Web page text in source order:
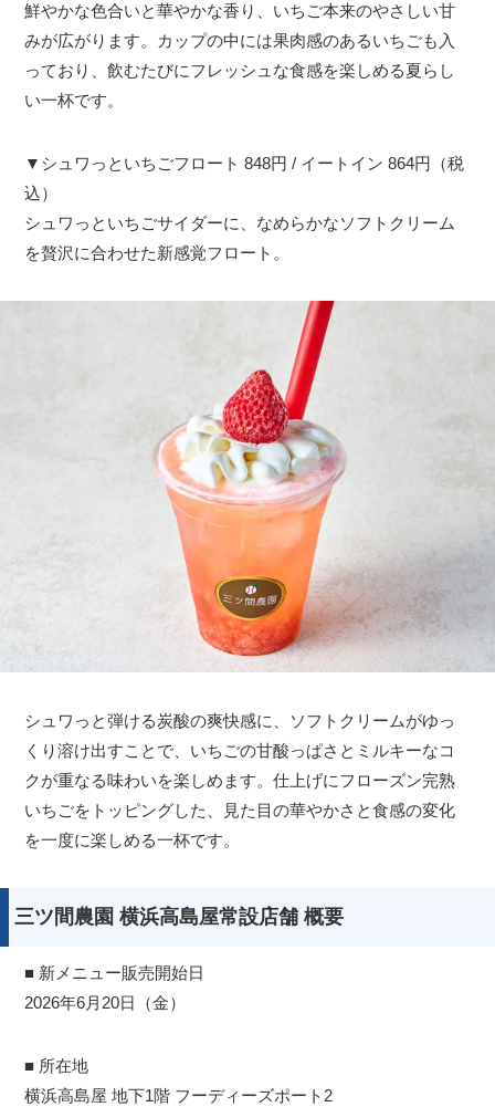
鮮やかな色合いと華やかな香り、いちご本来のやさしい甘
みが広がります。カップの中には果肉感のあるいちごも入
っており、飲むたびにフレッシュな食感を楽しめる夏らし
い一杯です。
▼シュワっといちごフロート 848円 / イートイン 864円（税
込）
シュワっといちごサイダーに、なめらかなソフトクリーム
を贅沢に合わせた新感覚フロート。
シュワっと弾ける炭酸の爽快感に、ソフトクリームがゆっ
くり溶け出すことで、いちごの甘酸っぱさとミルキーなコ
クが重なる味わいを楽しめます。仕上げにフローズン完熟
いちごをトッピングした、見た目の華やかさと食感の変化
を一度に楽しめる一杯です。
三ツ間農園 横浜高島屋常設店舗 概要
■ 新メニュー販売開始日
2026年6月20日（金）
■ 所在地
横浜高島屋 地下1階 フーディーズポート2